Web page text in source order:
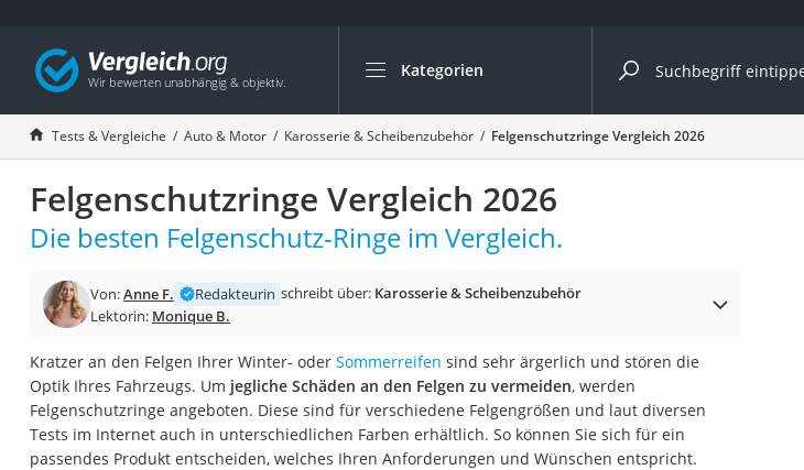
Kategorien
Die beliebtesten Vergleiche nach Kategorie
Auto & Motor
Fahrradträger-Anhängerkupplung (4 Fahrräder)
Fahrradträger
Fahrradträger (Anhängerkupplung)
Fahrradträger 3 Fahrräder
Benzinkanister (20 l)
Fahrradträger E-Bike
Benzinkanister
Marderschreck
Tests & Vergleiche Auto & Motor Karosserie & Scheibenzubehör Felgenschutzringe Vergleich 2026
Felgenschutzringe Vergleich 2026
Die besten Felgenschutz-Ringe im Vergleich.
Von:Anne F. Redakteurin schreibt über: Karosserie & Scheibenzubehör
Lektorin: Monique B.
Kratzer an den Felgen Ihrer Winter- oder Sommerreifen sind sehr ärgerlich und stören die
Optik Ihres Fahrzeugs. Um jegliche Schäden an den Felgen zu vermeiden, werden
Felgenschutzringe angeboten. Diese sind für verschiedene Felgengrößen und laut diversen
Tests im Internet auch in unterschiedlichen Farben erhältlich. So können Sie sich für ein
passendes Produkt entscheiden, welches Ihren Anforderungen und Wünschen entspricht.